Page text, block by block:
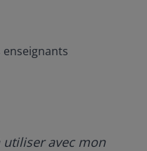
enseignants
avec mon